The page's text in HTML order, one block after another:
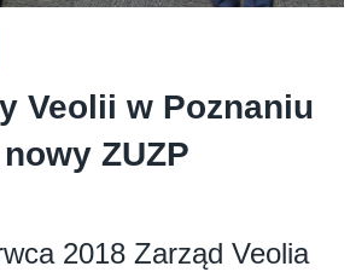
Veolii w Poznaniu
ZUZP
2018 Zarząd Veolia